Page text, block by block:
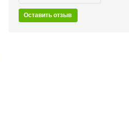
Оставить отзыв